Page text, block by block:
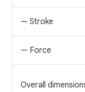
— Stroke
— Force
Overall